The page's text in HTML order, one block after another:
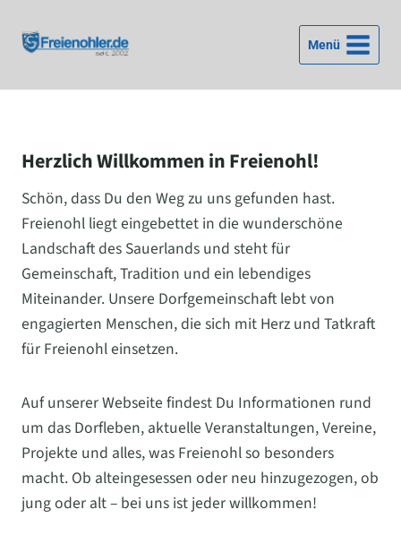
Inhalt
springen
Menü
Herzlich Willkommen in Freienohl!
Schön, dass Du den Weg zu uns gefunden hast.
Freienohl liegt eingebettet in die wunderschöne
Landschaft des Sauerlands und steht für
Gemeinschaft, Tradition und ein lebendiges
Miteinander. Unsere Dorfgemeinschaft lebt von
engagierten Menschen, die sich mit Herz und Tatkraft
für Freienohl einsetzen.
Auf unserer Webseite findest Du Informationen rund
um das Dorfleben, aktuelle Veranstaltungen, Vereine,
Projekte und alles, was Freienohl so besonders
macht. Ob alteingesessen oder neu hinzugezogen, ob
jung oder alt – bei uns ist jeder willkommen!